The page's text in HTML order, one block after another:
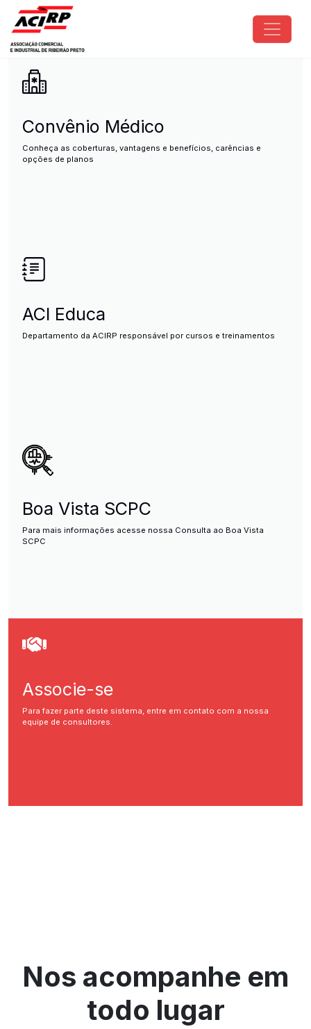
Pular para o conteúdo principal
ACIRP - Associação Comercial
Convênio Médico
Conheça as coberturas, vantagens e benefícios, carências e
opções de planos
ACI Educa
Departamento da ACIRP responsável por cursos e treinamentos
Boa Vista SCPC
Para mais informações acesse nossa Consulta ao Boa Vista
SCPC
Associe-se
Para fazer parte deste sistema, entre em contato com a nossa
equipe de consultores.
Nos acompanhe em
todo lugar